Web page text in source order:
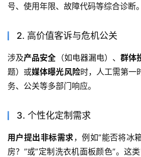
号、使用年限、故障代码等综合诊断。
2. 高价值客诉与危机公关
涉及产品安全 （如电器漏电）、群体
题）或媒体曝光风险时，人工需第一
务、公关等多部门响应。
3. 个性化定制需求
用户提出非标需求，例如”能否将冰
房？”或”定制洗衣机面板颜色”。这